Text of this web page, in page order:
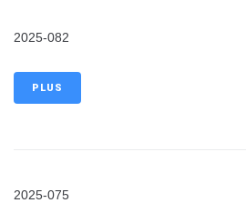
2025-082
PLUS
2025-075